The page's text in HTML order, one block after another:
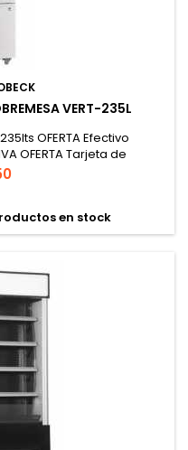
VERT-235L
OFERTA Efectivo
OFERTA Tarjeta de
+IVA
en stock